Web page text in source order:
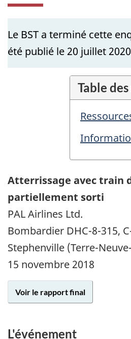
Le BST a terminé cette
été publié le 20 juillet
Table
Atterrissage avec train
partiellement sorti
PAL Airlines Ltd.
Bombardier DHC-8-315,
Stephenville (Terre-
15 novembre 2018
Voir le rapport final
L'événement